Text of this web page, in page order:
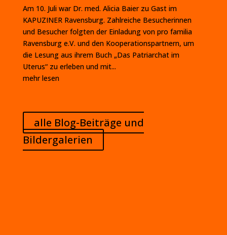
Am 10. Juli war Dr. med. Alicia Baier zu Gast im
KAPUZINER Ravensburg. Zahlreiche Besucherinnen
und Besucher folgten der Einladung von pro familia
Ravensburg e.V. und den Kooperationspartnern, um
die Lesung aus ihrem Buch „Das Patriarchat im
Uterus“ zu erleben und mit...
mehr lesen
alle Blog-Beiträge und
Bildergalerien